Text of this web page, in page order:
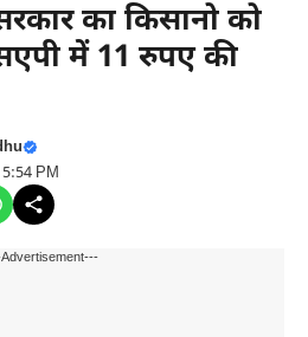
का किसानो को
में 11 रुपए की
PM